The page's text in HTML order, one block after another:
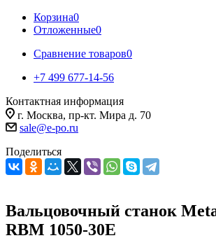
Корзина0
Отложенные0
Сравнение товаров0
+7 499 677-14-56
Контактная информация
г. Москва, пр-кт. Мира д. 70
sale@e-po.ru
Поделиться
Вальцовочный станок
RBМ 1050-30E